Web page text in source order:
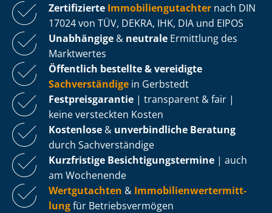
Zertifizierte Im­mo­bi­li­en­gut­ach­ter nach DIN
17024 von TÜV, DEKRA, IHK, DIA und EIPOS
Unabhängige & neutrale Ermittlung des
Marktwertes
Öffentlich bestellte & vereidigte
Sachverständige in Gerbstedt
Fest­preis­ga­ran­tie | transparent & fair |
keine versteckten Kosten
Kostenlose & unverbindliche Beratung
durch Sachverständige
Kurzfristige Be­sich­ti­gungs­ter­mi­ne | auch
am Wochenende
Wertgutachten & Im­mo­bi­li­en­wert­ermitt­
lungfür Be­triebs­ver­mö­gen